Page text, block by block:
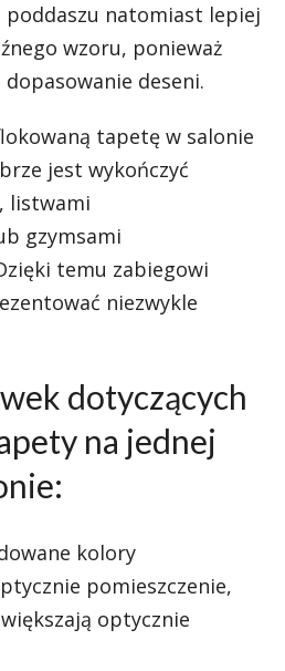
poddaszu natomiast lepiej
wzoru, ponieważ
deseni.
tapetę w salonie
jest wykończyć
listwami
gzymsami
temu zabiegowi
niezwykle
dotyczących
na jednej
kolory
pomieszczenie,
optycznie